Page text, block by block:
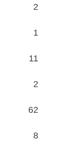
2
1
11
2
62
8